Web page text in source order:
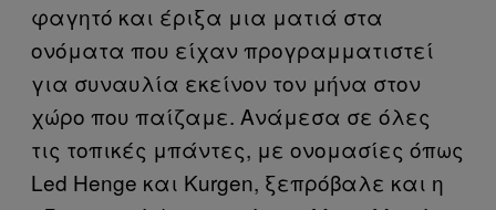
φαγητό και έριξα μια ματιά στα
ονόματα που είχαν προγραμματιστεί
για συναυλία εκείνον τον μήνα στον
χώρο που παίζαμε. Ανάμεσα σε όλες
τις τοπικές μπάντες, με ονομασίες όπως
Led Henge και Kurgen, ξεπρόβαλε και η